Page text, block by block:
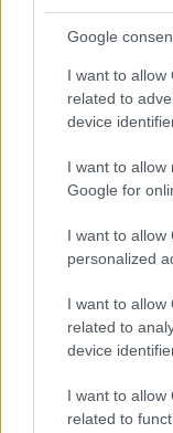
Google
I want to allow
related to
device
I want to allow
Google for
I want to allow
personalized
I want to allow
related to
device
I want to allow
related to
Σύμφωνα με
έρευνες που
συντονισμό
Συντονισμού
Λιμενικού
παραπλέοντα
πλωτό του
Πολεμικής
Πολεμικού
Διαβάστε